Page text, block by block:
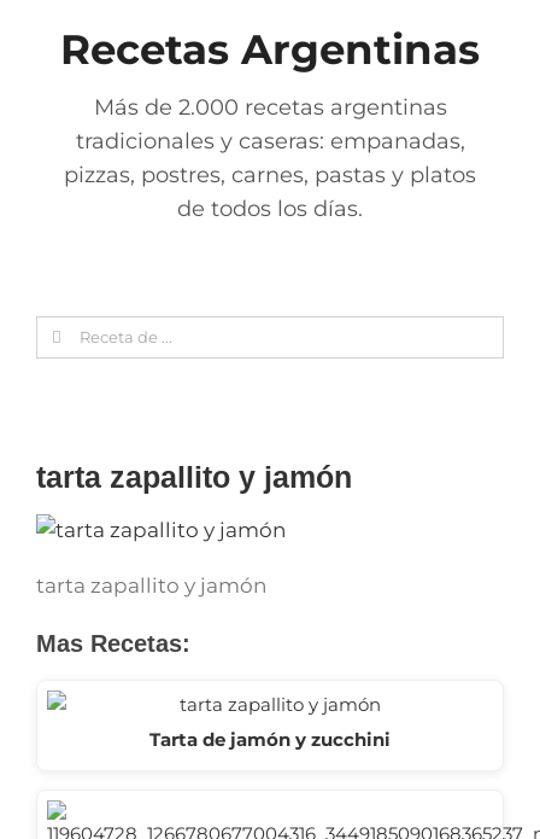
Recetas Argentinas
Más de 2.000 recetas argentinas
tradicionales y caseras: empanadas,
pizzas, postres, carnes, pastas y platos
de todos los días.
Search
for:
tarta zapallito y jamón
tarta zapallito y jamón
Mas Recetas:
Tarta de jamón y zucchini